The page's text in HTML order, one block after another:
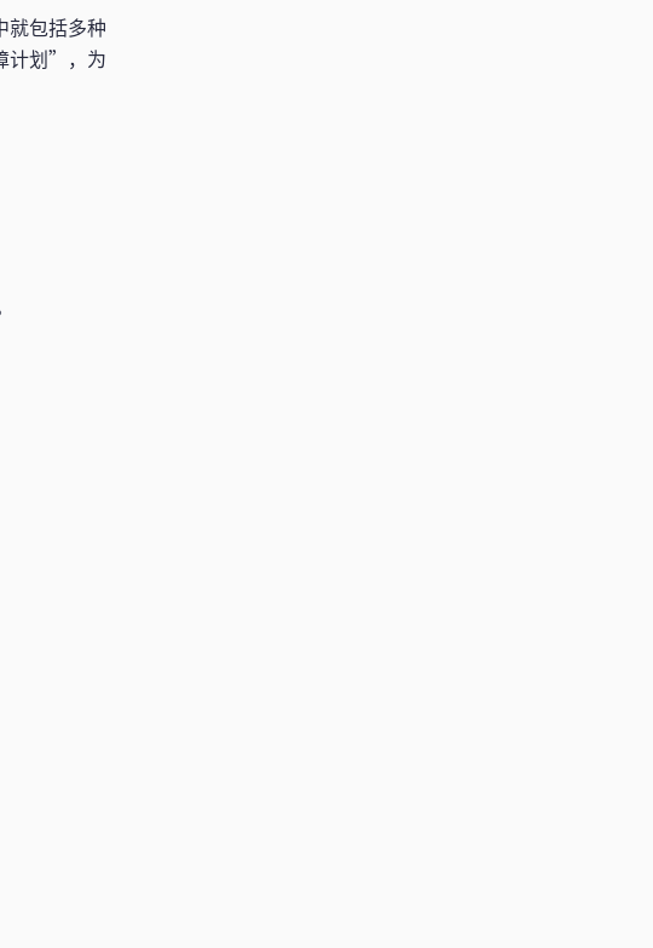
就包括多种
计划”，为